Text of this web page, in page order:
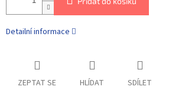
Detailní informace
ZEPTAT SE HLÍDAT SDÍLET